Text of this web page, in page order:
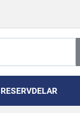
RESERVDELAR